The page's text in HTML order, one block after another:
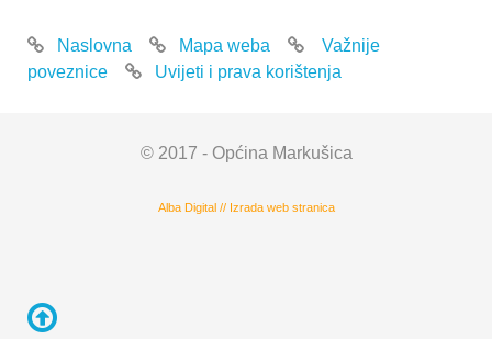
Naslovna Mapa weba
Važnije
poveznice
Uvijeti i prava korištenja
© 2017 - Općina Markušica
Alba Digital // Izrada web stranica